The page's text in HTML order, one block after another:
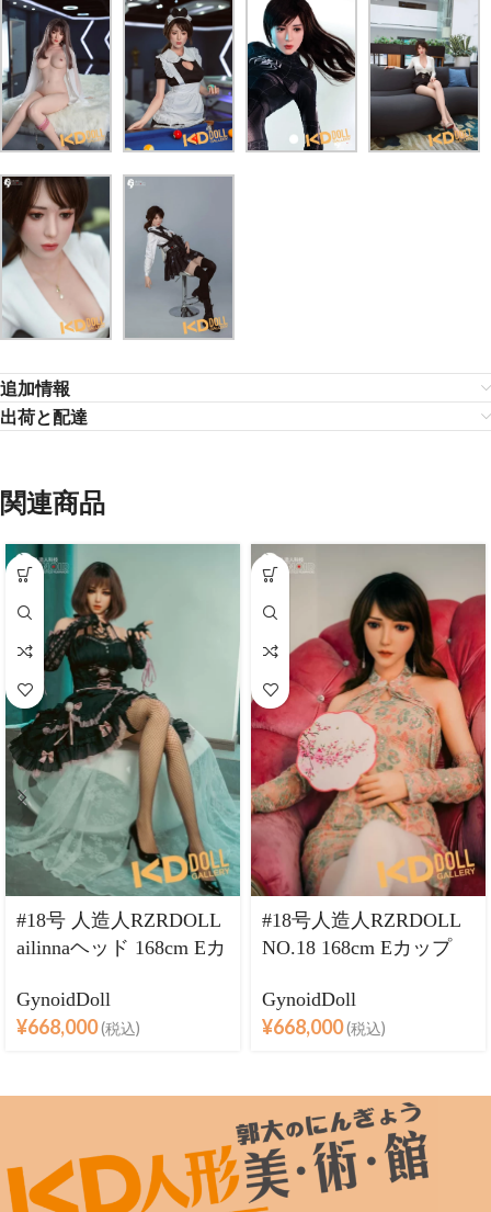
追加情報
出荷と配達
関連商品
#18号 人造人RZRDOLL
ailinnaヘッド 168cm Eカ
ン製ラブドール
GynoidDoll
¥668,000(税込)
#18号人造人RZRDOLL
NO.18 168cm Eカップ
ラブドール
GynoidDoll
¥668,000(税込)